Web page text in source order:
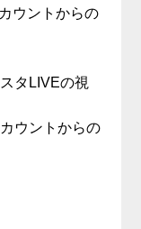
ウントからの
タLIVEの視
ウントからの